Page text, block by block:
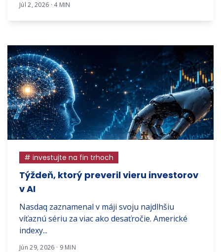
Júl 2, 2026 · 4 MIN
# investujte na fin trhoch
Týždeň, ktorý preveril vieru investorov
v AI
Nasdaq zaznamenal v máji svoju najdlhšiu
víťaznú sériu za viac ako desaťročie. Americké
indexy...
Jún 29, 2026 · 9 MIN